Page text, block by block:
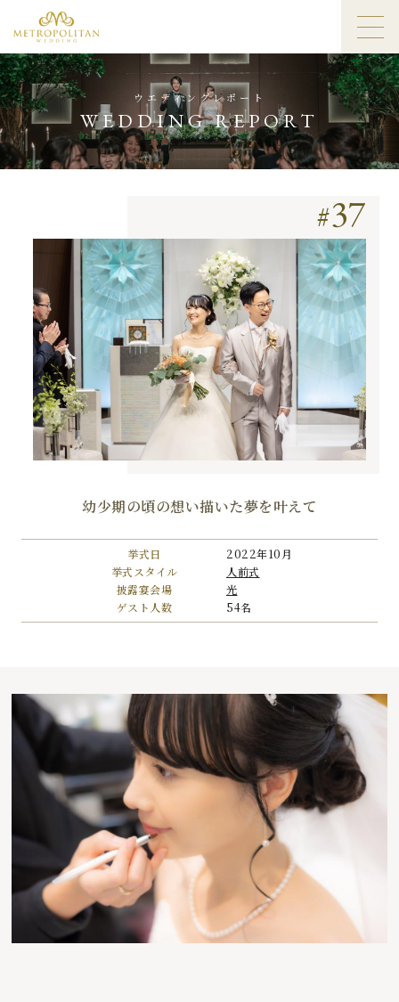
ウエディングレポート
WEDDING REPORT
37
幼少期の頃の想い描いた夢を叶えて
挙式日
2022年10月
挙式スタイル
人前式
披露宴会場
光
ゲスト人数
54名